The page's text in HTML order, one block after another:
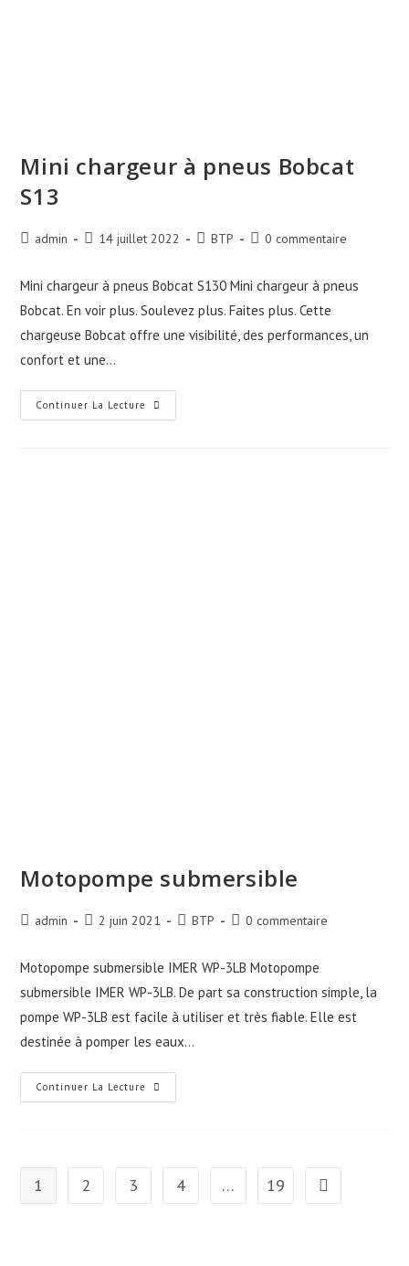
Mini chargeur à pneus Bobcat
S13
Auteur/autrice
publication :
admin
Publication
14 juillet 2022
PostBTP
Commentaires
publication :
0 commentaire
Mini chargeur à pneus Bobcat S130 Mini chargeur à pneus
Bobcat. En voir plus. Soulevez plus. Faites plus. Cette
chargeuse Bobcat offre une visibilité, des performances, un
confort et une…
Continuer La Lecture Mini
Chargeur
Motopompe submersible
Auteur/autrice
publication :
admin
Publication
2 juin 2021
PostBTP
Commentaires
publication :
0 commentaire
Motopompe submersible IMER WP-3LB Motopompe
submersible IMER WP-3LB​. De part sa construction simple, la
pompe WP-3LB est facile à utiliser et très fiable. Elle est
destinée à pomper les eaux…
Continuer La Lecture Motopompe
Submersible
1 2 3 4 … 19 Aller à la page